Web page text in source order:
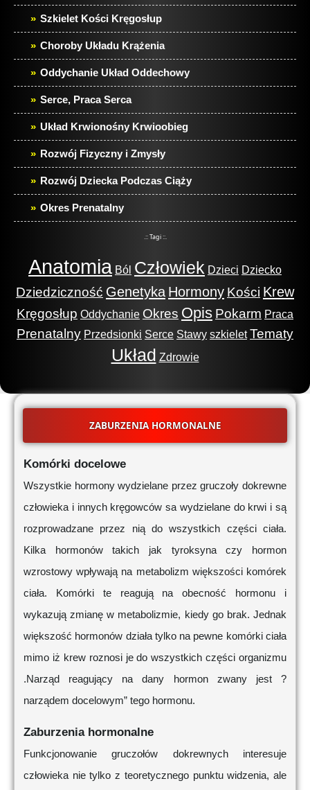
Szkielet Kości Kręgosłup
Choroby Układu Krążenia
Oddychanie Układ Oddechowy
Serce, Praca Serca
Układ Krwionośny Krwioobieg
Rozwój Fizyczny i Zmysły
Rozwój Dziecka Podczas Ciąży
Okres Prenatalny
.:: Tagi ::.
Anatomia Ból Człowiek Dzieci Dziecko
Dziedziczność Genetyka Hormony Kości Krew
Kręgosłup Oddychanie Okres Opis Pokarm Praca
Prenatalny Przedsionki Serce Stawy szkielet Tematy
Układ Zdrowie
ZABURZENIA HORMONALNE
Komórki docelowe
Wszystkie hormony wydzielane przez gruczoły dokrewne
człowieka i innych kręgowców sa wydzielane do krwi i są
rozprowadzane przez nią do wszystkich części ciała.
Kilka hormonów takich jak tyroksyna czy hormon
wzrostowy wpływają na metabolizm większości komórek
ciała. Komórki te reagują na obecność hormonu i
wykazują zmianę w metabolizmie, kiedy go brak. Jednak
większość hormonów działa tylko na pewne komórki ciała
mimo iż krew roznosi je do wszystkich części organizmu
.Narząd reagujący na dany hormon zwany jest ?
narządem docelowym” tego hormonu.
Zaburzenia hormonalne
Funkcjonowanie gruczołów dokrewnych interesuje
człowieka nie tylko z teoretycznego punktu widzenia, ale